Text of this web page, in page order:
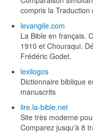
compris la
levangile.com
La Bible en français.
1910 et Chouraqui.
Frédéric Godet.
lexilogos
Dictionnaire biblique
manuscrits
lire.la-bible.net
Site très moderne
Comparez jusqu'à 8